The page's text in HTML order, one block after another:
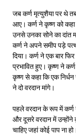
जब कर्ण मृत्युशैया पर थे
आए। कर्ण ने कृष्ण को
उनसे उनका सोने का दांत
कर्ण ने अपने समीप पड़े
दिया। कर्ण ने एक बार
प्रभावित हुए। कृष्ण ने
कृष्ण से कहा कि एक
ने दो वरदान मांगे।
पहले वरदान के रूप में कर्ण
और दूसरे वरदान में उन्होंने
चाहिए जहां कोई पाप ना